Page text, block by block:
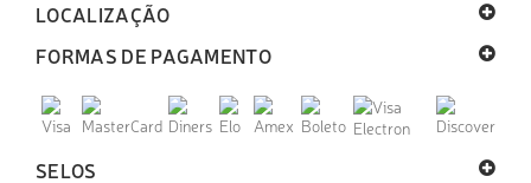
LOCALIZAÇÃO
FORMAS DE PAGAMENTO
SELOS